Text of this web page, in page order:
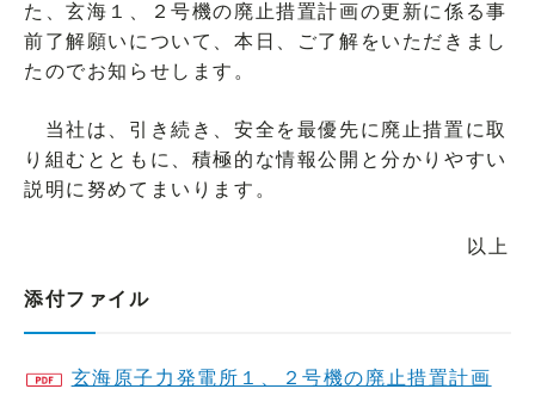
た、玄海１、２号機の廃止措置計画の更新に係る事
前了解願いについて、本日、ご了解をいただきまし
たのでお知らせします。
当社は、引き続き、安全を最優先に廃止措置に取
り組むとともに、積極的な情報公開と分かりやすい
説明に努めてまいります。
以上
添付ファイル
玄海原子力発電所１、２号機の廃止措置計画